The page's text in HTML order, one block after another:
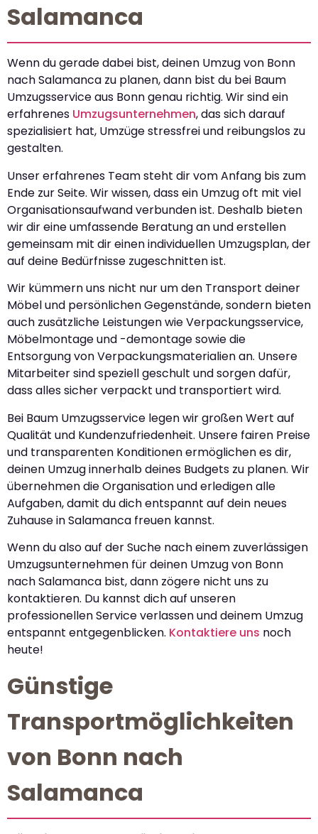
Salamanca
Wenn du gerade dabei bist, deinen Umzug von Bonn
nach Salamanca zu planen, dann bist du bei Baum
Umzugsservice aus Bonn genau richtig. Wir sind ein
erfahrenes Umzugsunternehmen, das sich darauf
spezialisiert hat, Umzüge stressfrei und reibungslos zu
gestalten.
Unser erfahrenes Team steht dir vom Anfang bis zum
Ende zur Seite. Wir wissen, dass ein Umzug oft mit viel
Organisationsaufwand verbunden ist. Deshalb bieten
wir dir eine umfassende Beratung an und erstellen
gemeinsam mit dir einen individuellen Umzugsplan, der
auf deine Bedürfnisse zugeschnitten ist.
Wir kümmern uns nicht nur um den Transport deiner
Möbel und persönlichen Gegenstände, sondern bieten
auch zusätzliche Leistungen wie Verpackungsservice,
Möbelmontage und -demontage sowie die
Entsorgung von Verpackungsmaterialien an. Unsere
Mitarbeiter sind speziell geschult und sorgen dafür,
dass alles sicher verpackt und transportiert wird.
Bei Baum Umzugsservice legen wir großen Wert auf
Qualität und Kundenzufriedenheit. Unsere fairen Preise
und transparenten Konditionen ermöglichen es dir,
deinen Umzug innerhalb deines Budgets zu planen. Wir
übernehmen die Organisation und erledigen alle
Aufgaben, damit du dich entspannt auf dein neues
Zuhause in Salamanca freuen kannst.
Wenn du also auf der Suche nach einem zuverlässigen
Umzugsunternehmen für deinen Umzug von Bonn
nach Salamanca bist, dann zögere nicht uns zu
kontaktieren. Du kannst dich auf unseren
professionellen Service verlassen und deinem Umzug
entspannt entgegenblicken. Kontaktiere uns noch
heute!
Günstige
Transportmöglichkeiten
von Bonn nach
Salamanca